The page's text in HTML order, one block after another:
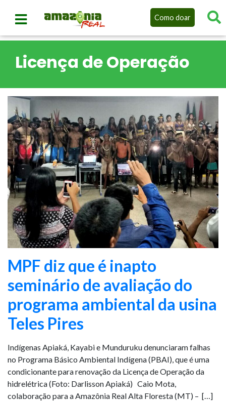
Como doar
Licença de Operação
MPF diz que é inapto
seminário de avaliação do
programa ambiental da usina
Teles Pires
Indígenas Apiaká, Kayabi e Munduruku denunciaram falhas
no Programa Básico Ambiental Indígena (PBAI), que é uma
condicionante para renovação da Licença de Operação da
hidrelétrica (Foto: Darlisson Apiaká) Caio Mota,
colaboração para a Amazônia Real Alta Floresta (MT) – […]